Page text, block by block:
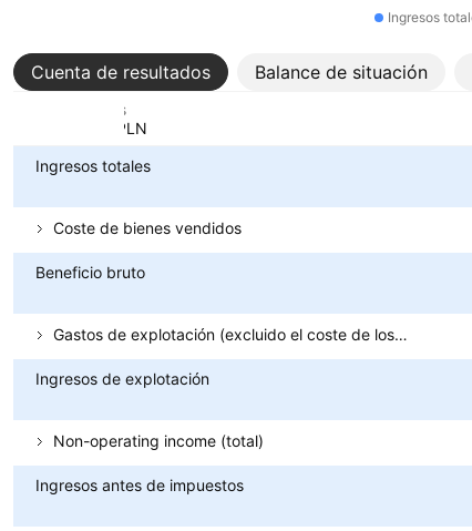
Ingresos
Cuenta de resultados Balance de situación
Métricas
Divisa: PLN
Ingresos totales
Coste de bienes vendidos
Beneficio bruto
Gastos de explotación (excluido el coste de los bienes vendidos)
Ingresos de explotación
Non-operating income (total)
Ingresos antes de impuestos